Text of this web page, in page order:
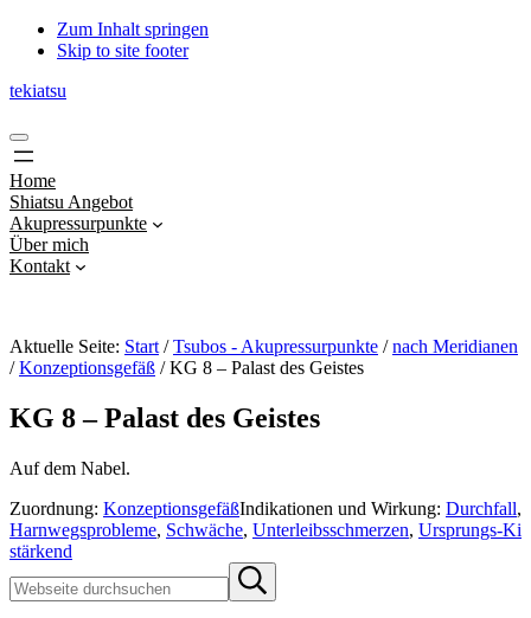
Zum Inhalt springen
Skip to site footer
tekiatsu
Shiatsu
bringt
Energie
in
Fluss...
Menu
Home
Shiatsu Angebot
Akupressurpunkte
Über mich
Kontakt
Aktuelle Seite: Start / Tsubos - Akupressurpunkte / nach Meridianen
/ Konzeptionsgefäß /KG 8 – Palast des Geistes
KG 8 – Palast des Geistes
Auf dem Nabel.
Zuordnung: KonzeptionsgefäßIndikationen und Wirkung: Durchfall,
Harnwegsprobleme, Schwäche, Unterleibsschmerzen, Ursprungs-Ki
stärkend
Sidebar
durchsuchen
Submit
search